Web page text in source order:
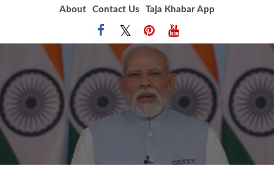
About Contact Us Taja Khabar App